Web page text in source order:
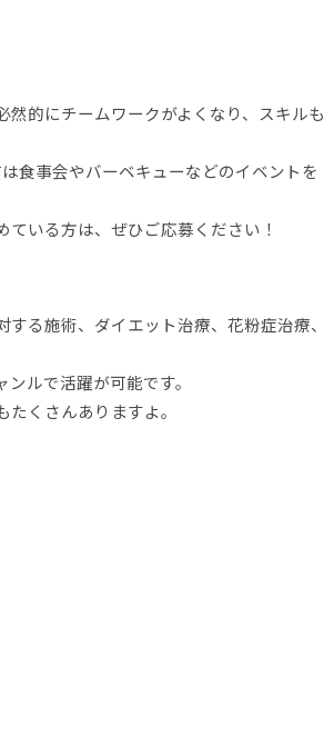
的にチームワークがよくなり、スキルも
食事会やバーベキューなどのイベントを
いる方は、ぜひご応募ください！
る施術、ダイエット治療、花粉症治療、
ルで活躍が可能です。
くさんありますよ。